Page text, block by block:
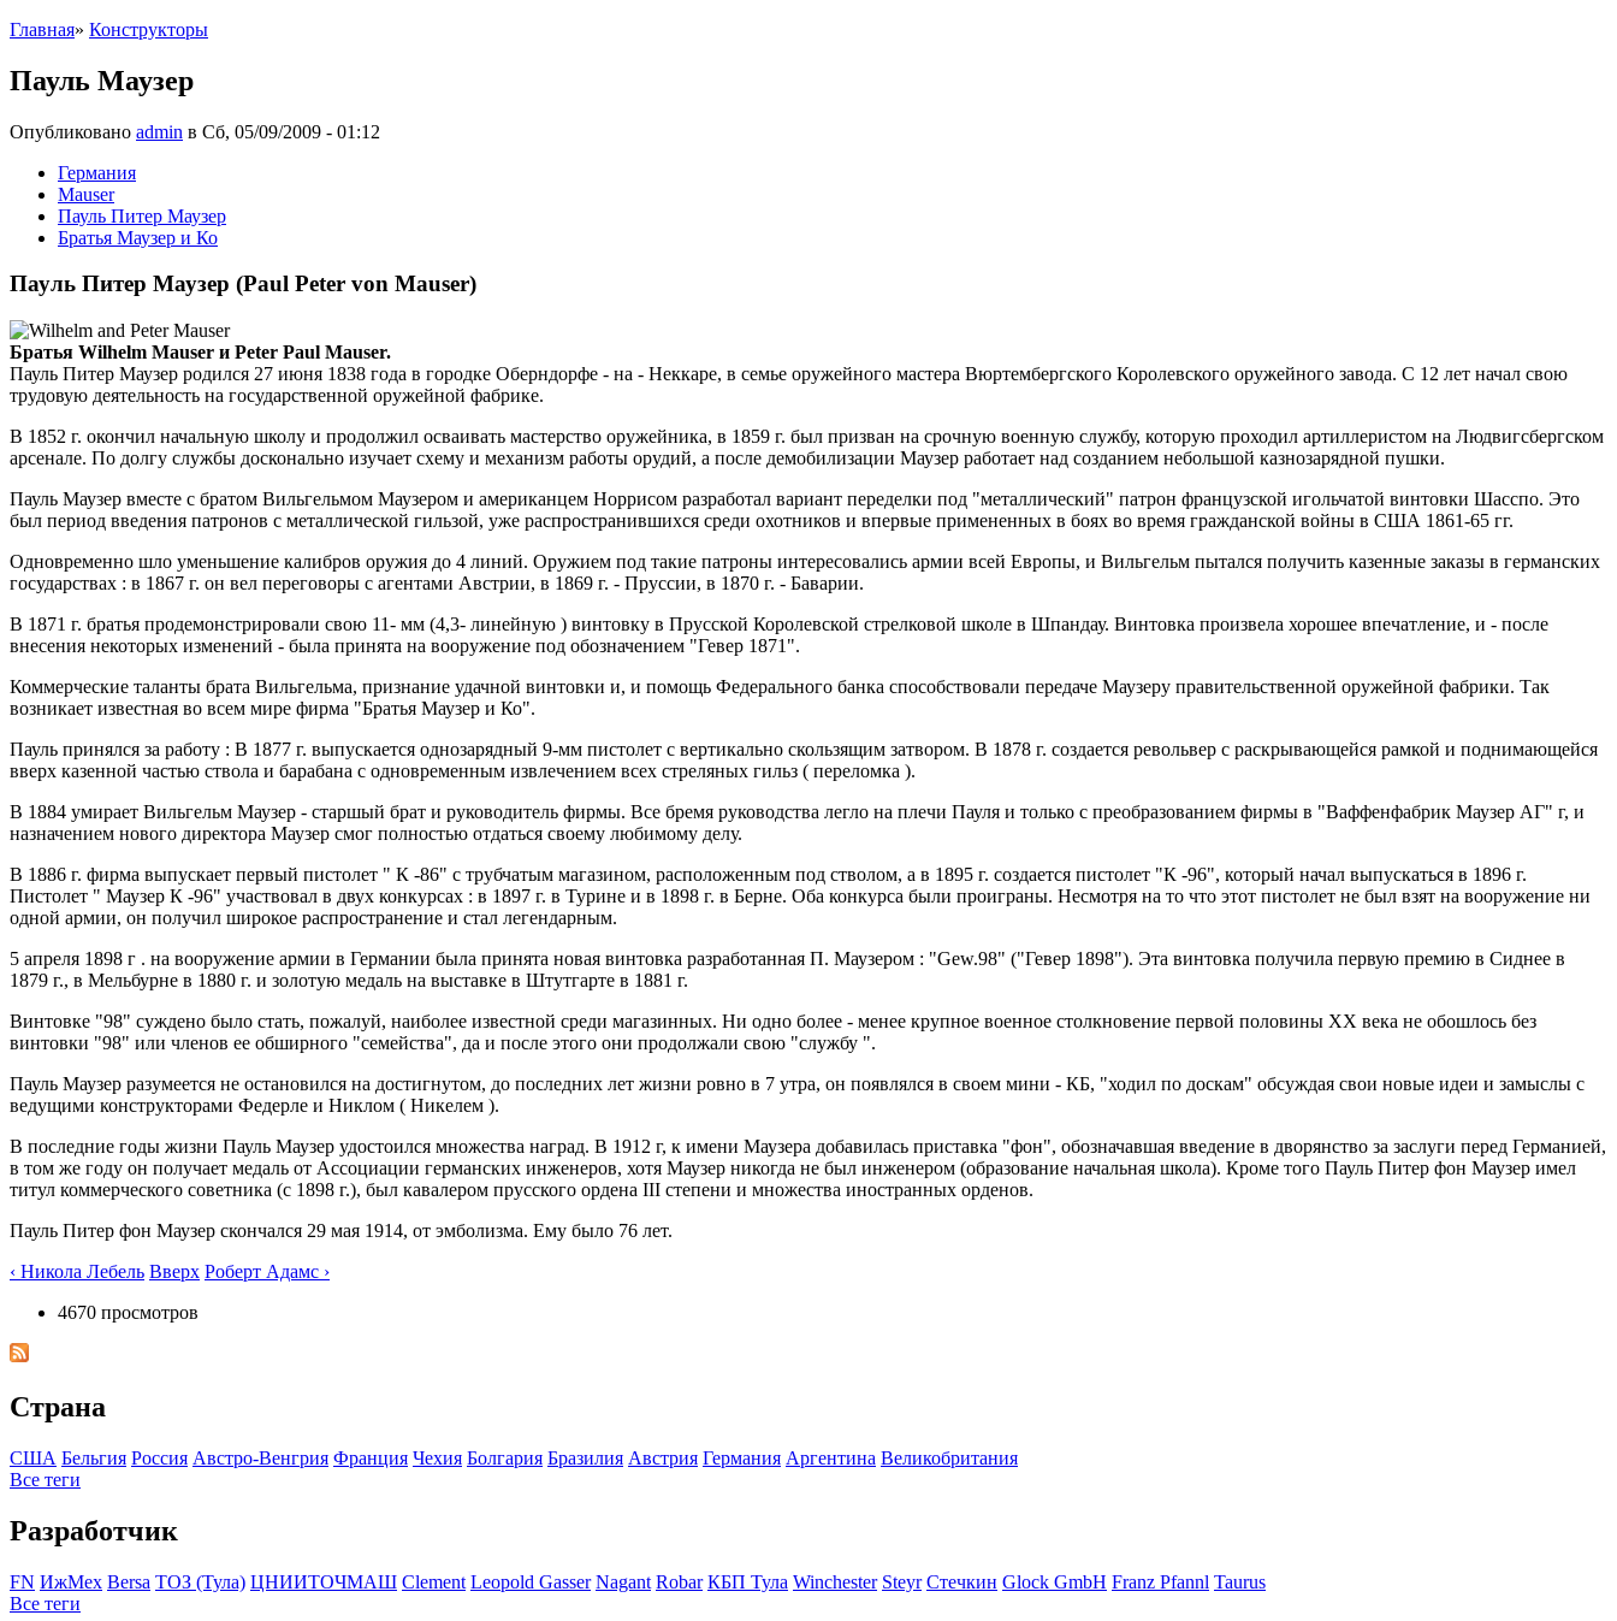
Главная» Конструкторы
Пауль Маузер
Опубликовано admin в Сб, 05/09/2009 - 01:12
Германия
Mauser
Пауль Питер Маузер
Братья Маузер и Ко
Пауль Питер Маузер (Paul Peter von Mauser)
Братья Wilhelm Mauser и Peter Paul Mauser.
Пауль Питер Маузер родился 27 июня 1838 года в городке Оберндорфе - на - Неккаре, в семье оружейного мастера Вюртембергского Королевского оружейного завода. С 12 лет начал свою
трудовую деятельность на государственной оружейной фабрике.
В 1852 г. окончил начальную школу и продолжил осваивать мастерство оружейника, в 1859 г. был призван на срочную военную службу, которую проходил артиллеристом на Людвигсбергском
арсенале. По долгу службы досконально изучает схему и механизм работы орудий, а после демобилизации Маузер работает над созданием небольшой казнозарядной пушки.
Пауль Маузер вместе с братом Вильгельмом Маузером и американцем Норрисом разработал вариант переделки под "металлический" патрон французской игольчатой винтовки Шасспо. Это
был период введения патронов с металлической гильзой, уже распространившихся среди охотников и впервые примененных в боях во время гражданской войны в США 1861-65 гг.
Одновременно шло уменьшение калибров оружия до 4 линий. Оружием под такие патроны интересовались армии всей Европы, и Вильгельм пытался получить казенные заказы в германских
государствах : в 1867 г. он вел переговоры с агентами Австрии, в 1869 г. - Пруссии, в 1870 г. - Баварии.
В 1871 г. братья продемонстрировали свою 11- мм (4,3- линейную ) винтовку в Прусской Королевской стрелковой школе в Шпандау. Винтовка произвела хорошее впечатление, и - после
внесения некоторых изменений - была принята на вооружение под обозначением "Гевер 1871".
Коммерческие таланты брата Вильгельма, признание удачной винтовки и, и помощь Федерального банка способствовали передаче Маузеру правительственной оружейной фабрики. Так
возникает известная во всем мире фирма "Братья Маузер и Ко".
Пауль принялся за работу : В 1877 г. выпускается однозарядный 9-мм пистолет с вертикально скользящим затвором. В 1878 г. создается револьвер с раскрывающейся рамкой и поднимающейся
вверх казенной частью ствола и барабана с одновременным извлечением всех стреляных гильз ( переломка ).
В 1884 умирает Вильгельм Маузер - старшый брат и руководитель фирмы. Все бремя руководства легло на плечи Пауля и только с преобразованием фирмы в "Ваффенфабрик Маузер АГ" г, и
назначением нового директора Маузер смог полностью отдаться своему любимому делу.
В 1886 г. фирма выпускает первый пистолет " К -86" с трубчатым магазином, расположенным под стволом, а в 1895 г. создается пистолет "К -96", который начал выпускаться в 1896 г.
Пистолет " Маузер К -96" участвовал в двух конкурсах : в 1897 г. в Турине и в 1898 г. в Берне. Оба конкурса были проиграны. Несмотря на то что этот пистолет не был взят на вооружение ни
одной армии, он получил широкое распространение и стал легендарным.
5 апреля 1898 г . на вооружение армии в Германии была принята новая винтовка разработанная П. Маузером : "Gew.98" ("Гевер 1898"). Эта винтовка получила первую премию в Сиднее в
1879 г., в Мельбурне в 1880 г. и золотую медаль на выставке в Штутгарте в 1881 г.
Винтовке "98" суждено было стать, пожалуй, наиболее известной среди магазинных. Ни одно более - менее крупное военное столкновение первой половины XX века не обошлось без
винтовки "98" или членов ее обширного "семейства", да и после этого они продолжали свою "службу ".
Пауль Маузер разумеется не остановился на достигнутом, до последних лет жизни ровно в 7 утра, он появлялся в своем мини - КБ, "ходил по доскам" обсуждая свои новые идеи и замыслы с
ведущими конструкторами Федерле и Никлом ( Никелем ).
В последние годы жизни Пауль Маузер удостоился множества наград. В 1912 г, к имени Маузера добавилась приставка "фон", обозначавшая введение в дворянство за заслуги перед Германией,
в том же году он получает медаль от Ассоциации германских инженеров, хотя Маузер никогда не был инженером (образование начальная школа). Кроме того Пауль Питер фон Маузер имел
титул коммерческого советника (с 1898 г.), был кавалером прусского ордена III степени и множества иностранных орденов.
Пауль Питер фон Маузер скончался 29 мая 1914, от эмболизма. Ему было 76 лет.
‹ Никола Лебель Вверх Роберт Адамс ›
4670 просмотров
Страна
США Бельгия Росcия Австро-Венгрия Франция Чехия Болгария Бразилия Австрия Германия Аргентина Великобритания
Все теги
Разработчик
FN ИжМех Bersa ТОЗ (Тула) ЦНИИТОЧМАШ Clement Leopold Gasser Nagant Robar КБП Тула Winchester Steyr Стечкин Glock GmbH Franz Pfannl Taurus
Все теги